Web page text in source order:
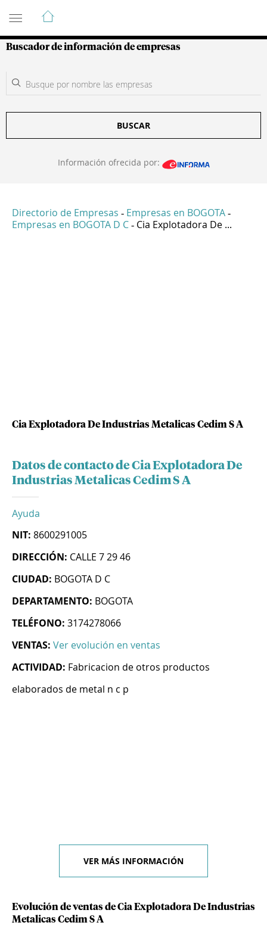
Guía de Empresas Colombianas
Buscador de información de empresas
BUSCAR
Información ofrecida por:
Directorio de Empresas - Empresas en BOGOTA -
Empresas en BOGOTA D C - Cia Explotadora De ...
Cia Explotadora De Industrias Metalicas Cedim S A
Datos de contacto de Cia Explotadora De
Industrias Metalicas Cedim S A
Ayuda
NIT: 8600291005
DIRECCIÓN: CALLE 7 29 46
CIUDAD: BOGOTA D C
DEPARTAMENTO: BOGOTA
TELÉFONO: 3174278066
VENTAS: Ver evolución en ventas
ACTIVIDAD: Fabricacion de otros productos
elaborados de metal n c p
VER MÁS INFORMACIÓN
Evolución de ventas de Cia Explotadora De Industrias
Metalicas Cedim S A